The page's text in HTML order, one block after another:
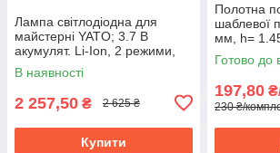
Лампа світлодіодна для
майстерні YATO; 3.7 В
акумулят. Li-Ion, 2 режими,
зарядний USB пристрій YT-
08527
В наявності
2 257,50 ₴ 2 625 ₴
Купити
Полотна
шаблевої
мм, h=
шт. YT-
Готово до
197,80
230 ₴/